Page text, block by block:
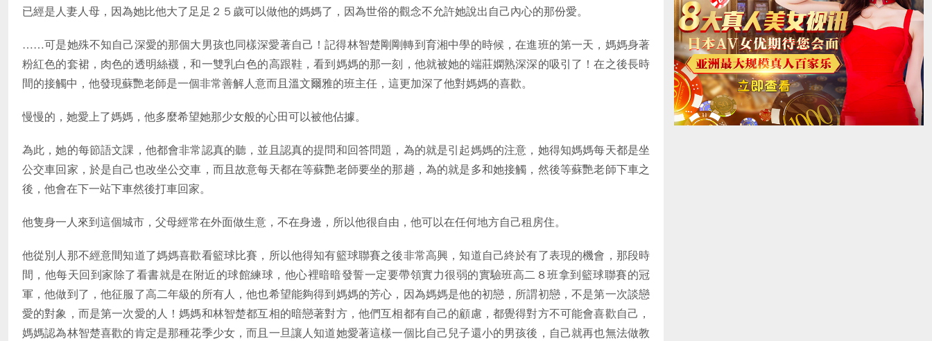
已經是人妻人母，因為她比他大了足足２５歲可以做他的媽媽了，因為世俗的觀念不允許她說出自己內心的那份愛。
……可是她殊不知自己深愛的那個大男孩也同樣深愛著自己！記得林智楚剛剛轉到育湘中學的時候，在進班的第一天，媽媽身著
粉紅色的套裙，肉色的透明絲襪，和一雙乳白色的高跟鞋，看到媽媽的那一刻，他就被她的端莊嫻熟深深的吸引了！在之後長時
間的接觸中，他發現蘇艷老師是一個非常善解人意而且溫文爾雅的班主任，這更加深了他對媽媽的喜歡。
慢慢的，她愛上了媽媽，他多麼希望她那少女般的心田可以被他佔據。
為此，她的每節語文課，他都會非常認真的聽，並且認真的提問和回答問題，為的就是引起媽媽的注意，她得知媽媽每天都是坐
公交車回家，於是自己也改坐公交車，而且故意每天都在等蘇艷老師要坐的那趟，為的就是多和她接觸，然後等蘇艷老師下車之
後，他會在下一站下車然後打車回家。
他隻身一人來到這個城市，父母經常在外面做生意，不在身邊，所以他很自由，他可以在任何地方自己租房住。
他從別人那不經意間知道了媽媽喜歡看籃球比賽，所以他得知有籃球聯賽之後非常高興，知道自己終於有了表現的機會，那段時
間，他每天回到家除了看書就是在附近的球館練球，他心裡暗暗發誓一定要帶領實力很弱的實驗班高二８班拿到籃球聯賽的冠
軍，他做到了，他征服了高二年級的所有人，他也希望能夠得到媽媽的芳心，因為媽媽是他的初戀，所謂初戀，不是第一次談戀
愛的對象，而是第一次愛的人！媽媽和林智楚都互相的暗戀著對方，他們互相都有自己的顧慮，都覺得對方不可能會喜歡自己，
媽媽認為林智楚喜歡的肯定是那種花季少女，而且一旦讓人知道她愛著這樣一個比自己兒子還小的男孩後，自己就再也無法做教